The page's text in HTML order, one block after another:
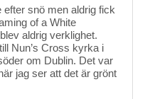
efter snö men aldrig fick
of a White
aldrig verklighet.
Nun’s Cross kyrka i
om Dublin. Det var
jag ser att det är grönt